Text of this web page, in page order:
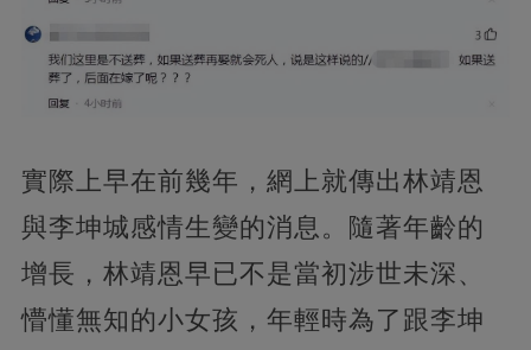
實際上早在前幾年，網上就傳出林靖恩
與李坤城感情生變的消息。隨著年齡的
增長，林靖恩早已不是當初涉世未深、
懵懂無知的小女孩，年輕時為了跟李坤